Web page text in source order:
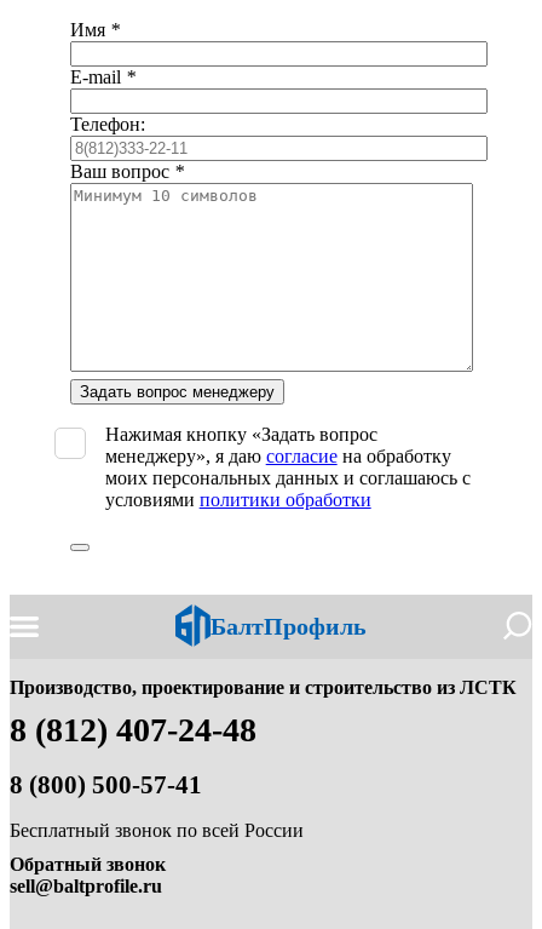
Имя *
E-mail *
Телефон:
Ваш вопрос *
Оставьте
это
поле
пустым.
Нажимая кнопку «Задать вопрос
менеджеру», я даю согласиена обработку
моих персональных данных и соглашаюсь с
условиями политики обработки
БалтПрофиль
Производство, проектирование и строительство из ЛСТК
8 (812) 407-24-48
8 (800) 500-57-41
Бесплатный звонок по всей России
Обратный звонок
sell@baltprofile.ru